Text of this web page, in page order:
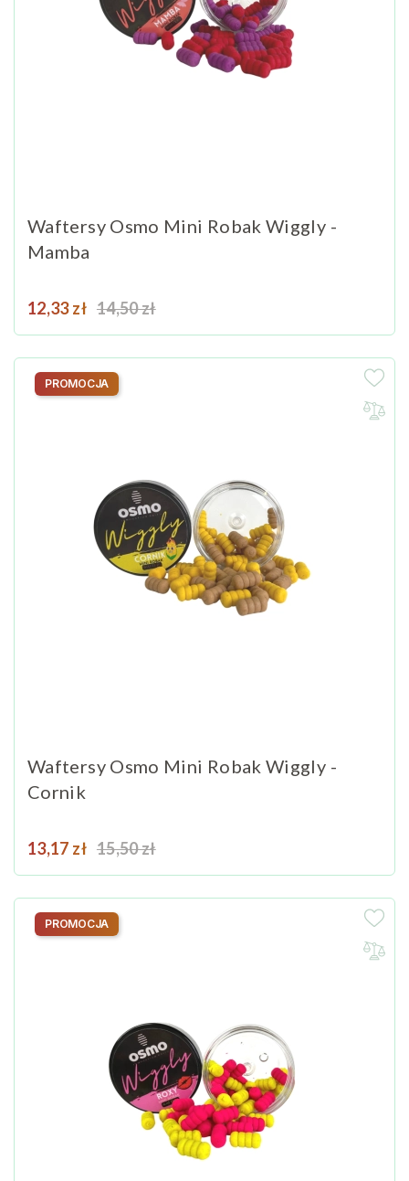
Waftersy Osmo Mini Robak Wiggly -
Mamba
Cena
12,33 zł Cena podstawowa
14,50 zł
Waftersy Osmo Mini Robak Wiggly -
Cornik
Cena
13,17 zł Cena podstawowa
15,50 zł
PROMOCJA
PROMOCJA